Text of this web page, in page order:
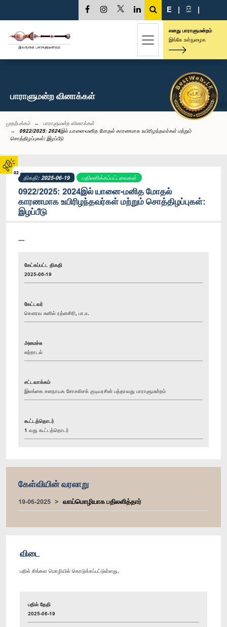
02
E | සි |
எனது பாராளுமன்றம்
இங்கே உள்நுழைக
பாராளுமன்ற வினாக்கள்
முதற்பக்கம்
பாராளுமன்ற வினாக்கள்
0922/2025: 2024இல் யானை-மனித மோதல் காரணமாக உயிரிழந்தவர்கள் மற்றும்
சொத்திழப்புகள்: இழப்பீடு
திகதி: 2025-06-19 பதிலளிக்கப்பட்டவைகள்
0922/2025: 2024இல் யானை-மனித மோதல்
காரணமாக உயிரிழந்தவர்கள் மற்றும் சொத்திழப்புகள்:
இழப்பீடு
----
கேட்கப்பட்ட திகதி
2025-06-19
கேட்டவர்
கௌரவ சுனில் ரத்னசிரி, பா.உ.
அமைச்சு
சுற்றாடல்
சட்டவாக்கம்
இலங்கை சனநாயக சோசலிசக் குடியரசின் பத்தாவது பாராளுமன்றம்
கூட்டத்தொடர்
1 வது கூட்டத்தொடர்
கேள்வியின் வரலாறு
19-06-2025 வாய்மொழியாக பதிலளித்தார்
விடை
பதில் சிங்கள மொழியில் கொடுக்கப்பட்டுள்ளது.
பதில் தேதி
2025-06-19